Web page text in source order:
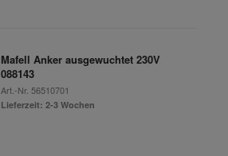
Mafell Anker ausgewuchtet 230V
088143
Art.-Nr. 56510701
Lieferzeit: 2-3 Wochen